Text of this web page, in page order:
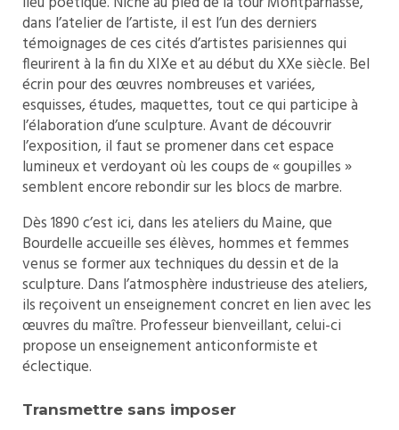
dans l’atelier de l’artiste, il est l’un des derniers
témoignages de ces cités d’artistes parisiennes qui
fleurirent à la fin du XIXe et au début du XXe siècle. Bel
écrin pour des œuvres nombreuses et variées,
esquisses, études, maquettes, tout ce qui participe à
l’élaboration d’une sculpture. Avant de découvrir
l’exposition, il faut se promener dans cet espace
lumineux et verdoyant où les coups de « goupilles »
semblent encore rebondir sur les blocs de marbre.
Dès 1890 c’est ici, dans les ateliers du Maine, que
Bourdelle accueille ses élèves, hommes et femmes
venus se former aux techniques du dessin et de la
sculpture. Dans l’atmosphère industrieuse des ateliers,
ils reçoivent un enseignement concret en lien avec les
œuvres du maître. Professeur bienveillant, celui-ci
propose un enseignement anticonformiste et
éclectique.
Transmettre sans imposer